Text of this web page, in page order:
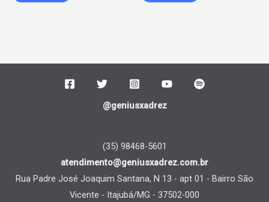
@geniusxadrez
(35) 98468-5601
atendimento@geniusxadrez.com.br
Rua Padre José Joaquim Santana, N 13 - apt 01 - Bairro São
Vicente - Itajubá/MG - 37502-000